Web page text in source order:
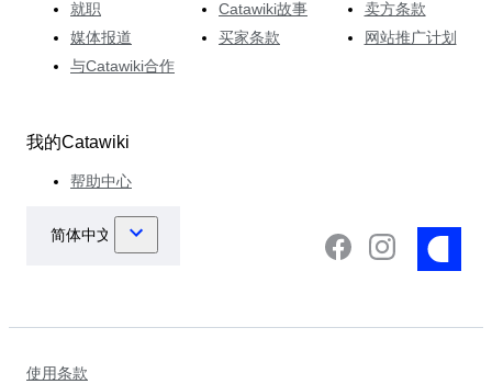
就职
媒体报道
与Catawiki合作
Catawiki故事
买家条款
卖方条款
网站推广计划
我的Catawiki
帮助中心
使用条款